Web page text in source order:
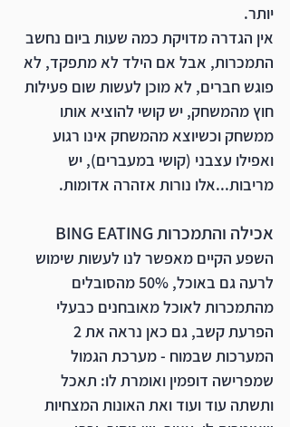
יותר.
אין הגדרה מדויקת כמה שעות ביום נחשב
התמכרות, אבל אם הילד לא מתפקד, לא
פוגש חברים, לא מוכן לעשות שום פעילות
חוץ מהמשחק, יש קושי להוציא אותו
ממשחק וכשיוצא מהמשחק אינו רגוע
ואפילו עצבני (קושי במעברים), יש
מריבות...אלו נורות אזהרה אדומות.
אכילה והתמכרות BING EATING
השפע הקיים מאפשר לנו לעשות שימוש
לרעה גם באוכל, 50% מהסובלים
מהתמכרות לאוכל מאובחנים כבעלי
המערכות שבמוח - מערכת הגמול
שמפרישה דופמין ואומרת לו: תאכל
ותשתה עוד ועוד ואת האונות המצחיות